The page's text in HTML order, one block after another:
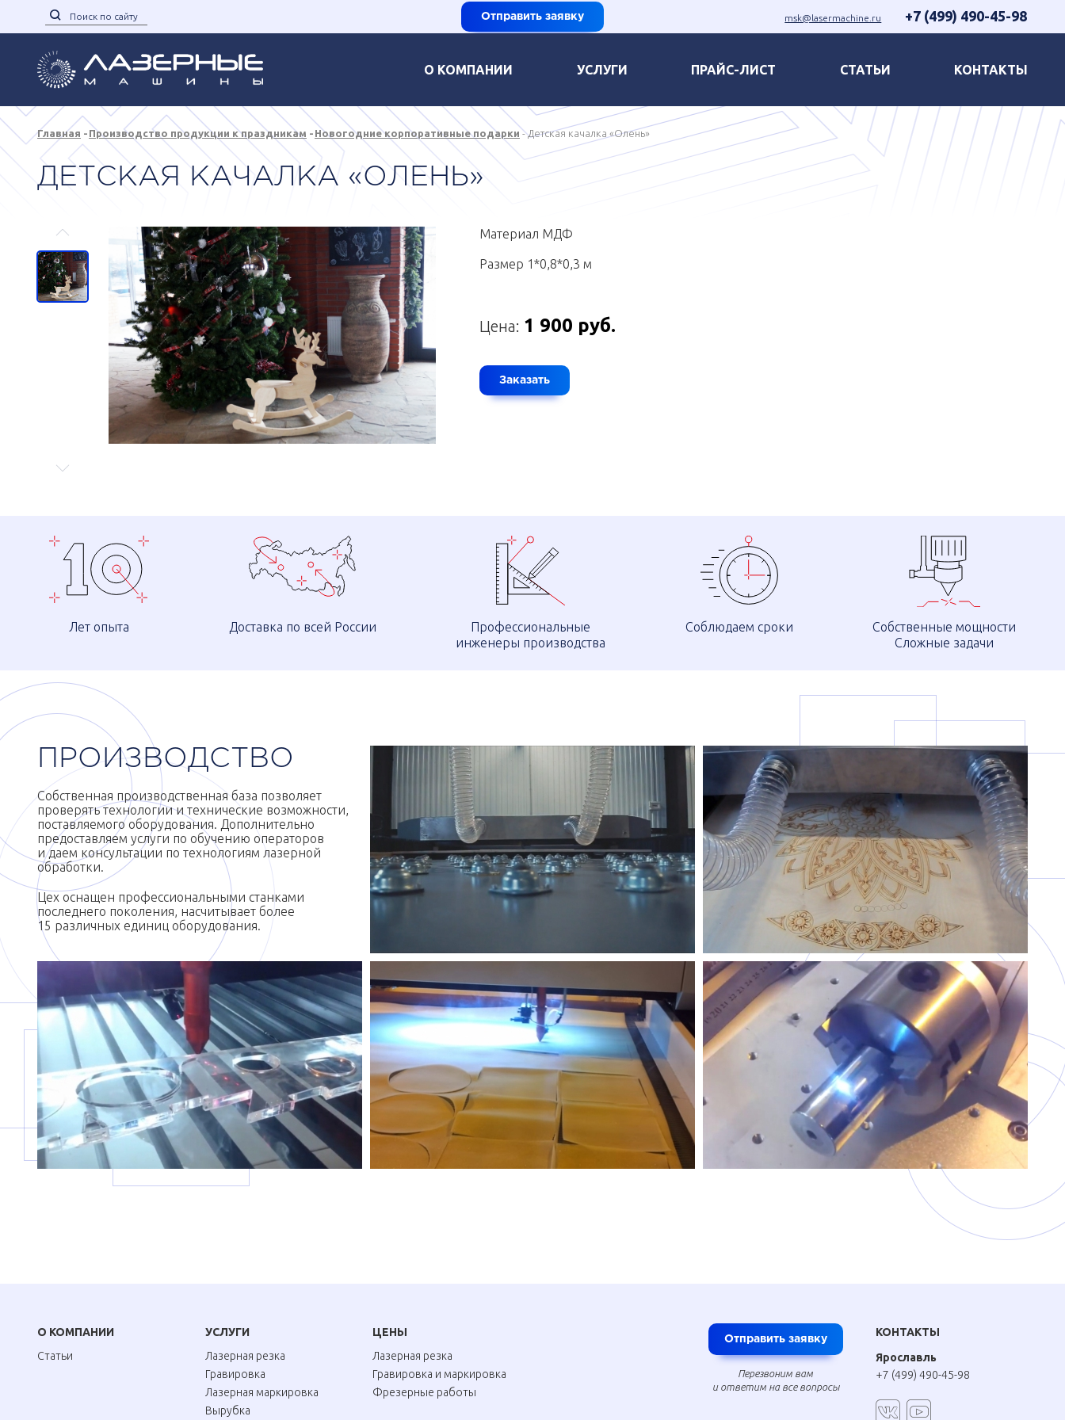
Отправить заявку msk@lasermachine.ru +7 (499) 490-45-98
О КОМПАНИИ УСЛУГИ ПРАЙС-ЛИСТ СТАТЬИ КОНТАКТЫ
Главная Производство продукции к праздникам Новогодние корпоративные подарки Детская качалка «Олень»
ДЕТСКАЯ КАЧАЛКА «ОЛЕНЬ»
Материал МДФ
Размер 1*0,8*0,3 м
Цена: 1 900 руб.
Заказать
Лет опыта Доставка по всей России
Профессиональные
инженеры производства
Соблюдаем сроки
Собственные мощности
Сложные задачи
ПРОИЗВОДСТВО
Собственная производственная база позволяет
проверять технологии и технические возможности,
поставляемого оборудования. Дополнительно
предоставляем услуги по обучению операторов
и даем консультации по технологиям лазерной
обработки.
Цех оснащен профессиональными станками
последнего поколения, насчитывает более
15 различных единиц оборудования.
О КОМПАНИИ
Статьи
УСЛУГИ
Лазерная резка
Гравировка
Лазерная маркировка
Вырубка
ЦЕНЫ
Лазерная резка
Гравировка и маркировка
Фрезерные работы
Отправить заявку
Перезвоним вам
и ответим на все вопросы
КОНТАКТЫ
Ярославль
+7 (499) 490-45-98